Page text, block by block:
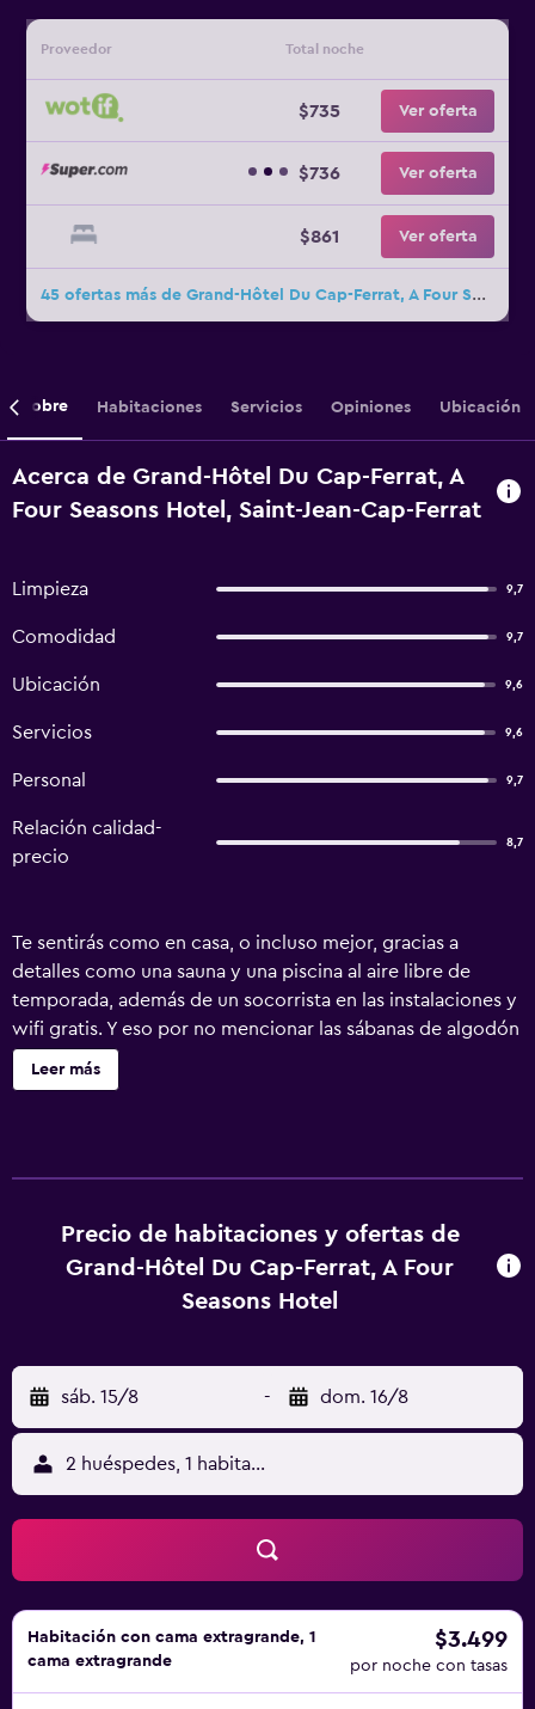
Proveedor Total noche
$735 Ver oferta
$736 Ver oferta
$861 Ver oferta
45 ofertas más de Grand-Hôtel Du Cap-Ferrat, A Four Seasons Hotel
Sobre Habitaciones Servicios Opiniones Ubicación
Acerca de Grand-Hôtel Du Cap-Ferrat, A
Four Seasons Hotel, Saint-Jean-Cap-Ferrat
Limpieza 9,7
Comodidad 9,7
Ubicación 9,6
Servicios 9,6
Personal 9,7
Relación calidad-
precio
8,7
Te sentirás como en casa, o incluso mejor, gracias a
detalles como una sauna y una piscina al aire libre de
temporada, además de un socorrista en las instalaciones y
wifi gratis. Y eso por no mencionar las sábanas de algodón
egipcio, los artículos de higiene personal de diseño, la
ropa de cama de alta calidad y la cama viscoelástica.
Leer más
Precio de habitaciones y ofertas de
Grand-Hôtel Du Cap-Ferrat, A Four
Seasons Hotel
sáb. 15/8 - dom. 16/8
2 huéspedes, 1 habitación
Habitación con cama extragrande, 1
cama extragrande
$3.499
por noche con tasas